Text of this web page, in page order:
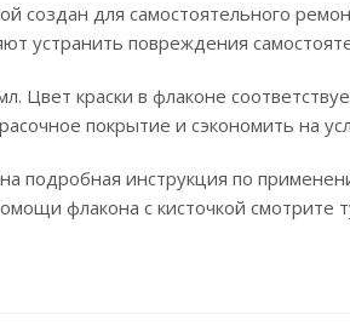
создан для самостоятельного
устранить повреждения
Цвет краски в флаконе
покрытие и сэкономить на
подробная инструкция по
флакона с кисточкой смотрите